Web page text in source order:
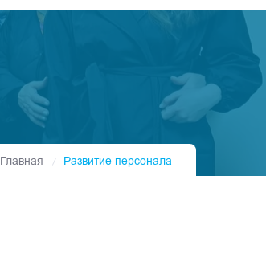
Главная Развитие персонала